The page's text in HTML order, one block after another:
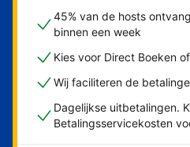
45% van de hosts
binnen een week
Kies voor Direct Boeken
Wij faciliteren de
Dagelijkse uitbetalingen.
Betalingsservicekosten